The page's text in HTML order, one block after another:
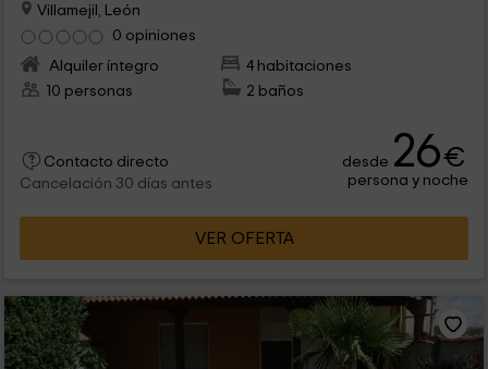
Villamejil, León
0 opiniones
Alquiler íntegro
4 habitaciones
10 personas
2 baños
Contacto directo
Cancelación 30 días antes
desde 26€
persona y noche
VER OFERTA